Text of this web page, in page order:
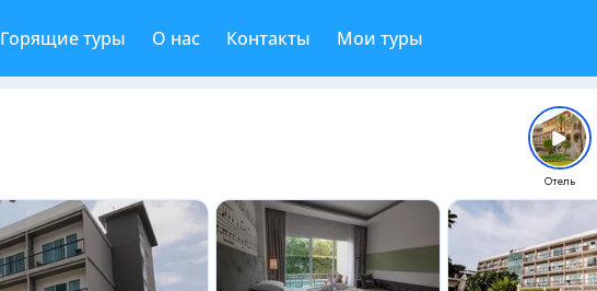
Горящие туры О нас Контакты Мои туры
Отель